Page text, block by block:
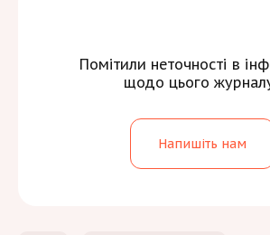
Помітили неточності в
щодо цього
Напишіть нам